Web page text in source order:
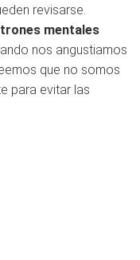
revisarse.
mentales
nos angustiamos
que no somos
para evitar las